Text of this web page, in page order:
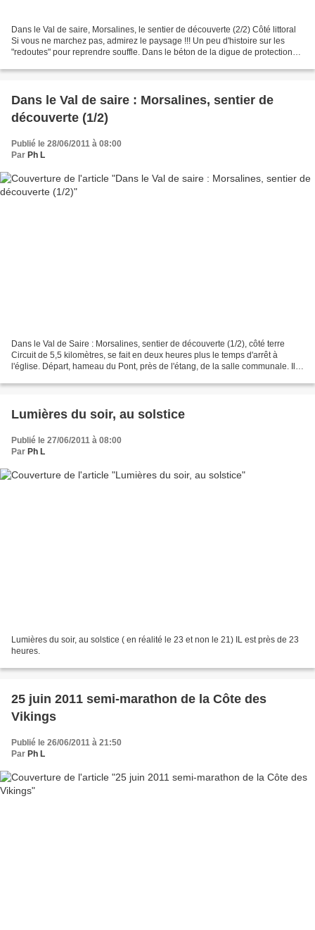
Dans le Val de saire, Morsalines, le sentier de découverte (2/2) Côté littoral
Si vous ne marchez pas, admirez le paysage !!! Un peu d'histoire sur les
"redoutes" pour reprendre souffle. Dans le béton de la digue de protection
Dans le Val de saire : Morsalines, sentier de
découverte (1/2)
Publié le 28/06/2011 à 08:00
Par Ph L
Dans le Val de Saire : Morsalines, sentier de découverte (1/2), côté terre
Circuit de 5,5 kilomètres, se fait en deux heures plus le temps d'arrêt à
l'église. Départ, hameau du Pont, près de l'étang, de la salle communale. Il
Lumières du soir, au solstice
Publié le 27/06/2011 à 08:00
Par Ph L
Lumières du soir, au solstice ( en réalité le 23 et non le 21) IL est près de 23
heures.
25 juin 2011 semi-marathon de la Côte des
Vikings
Publié le 26/06/2011 à 21:50
Par Ph L